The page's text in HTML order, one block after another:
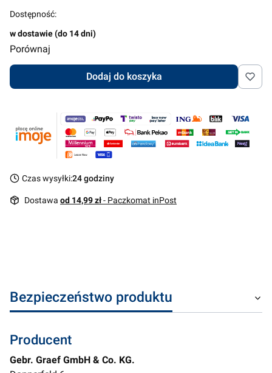
Dostępność:
w dostawie (do 14 dni)
Porównaj
Dodaj do koszyka
Czas wysyłki:24 godziny
Dostawa od 14,99 zł- Paczkomat inPost
Bezpieczeństwo produktu
Producent
Gebr. Graef GmbH & Co. KG.